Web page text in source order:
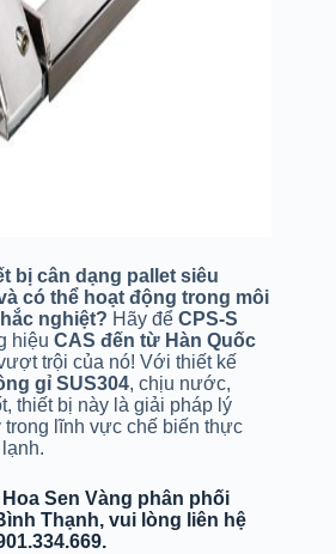
bị cân dạng pallet siêu
có thể hoạt động trong môi
nghiệt? Hãy để CPS-S
hiệu CAS đến từ Hàn Quốc
trội của nó! Với thiết kế
gỉ SUS304, chịu nước,
thiết bị này là giải pháp lý
lĩnh vực chế biến thực
Sen Vàng phân phối
Thạnh, vui lòng liên hệ